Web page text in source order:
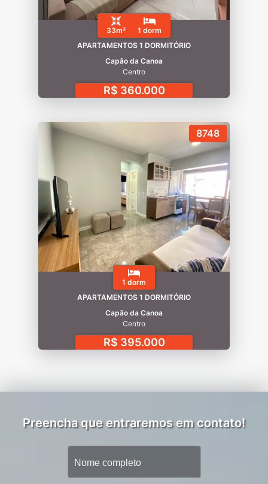
33m²
1 dorm
APARTAMENTOS 1 DORMITÓRIO
Capão da Canoa
Centro
R$ 360.000
8748
1 dorm
APARTAMENTOS 1 DORMITÓRIO
Capão da Canoa
Centro
R$ 395.000
Preencha que entraremos em contato!